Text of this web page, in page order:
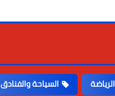
الرياضة السياحة والفنادق